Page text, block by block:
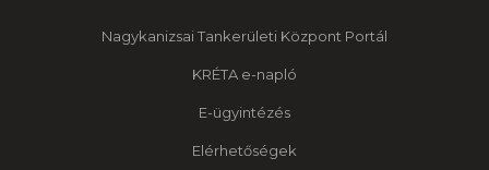
Nagykanizsai Tankerületi Központ Portál
KRÉTA e-napló
E-ügyintézés
Elérhetőségek